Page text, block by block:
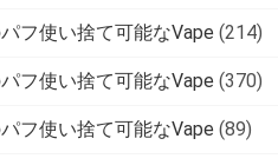
フ使い捨て可能なVape (214)
フ使い捨て可能なVape (370)
フ使い捨て可能なVape (89)